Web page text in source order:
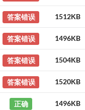
答案错误 1512KB
答案错误 1496KB
答案错误 1504KB
答案错误 1520KB
正确 1496KB